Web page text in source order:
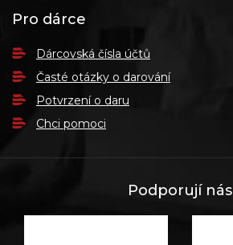
Pro dárce
Dárcovská čísla účtů
Časté otázky o darování
Potvrzení o daru
Chci pomoci
Podporují nás